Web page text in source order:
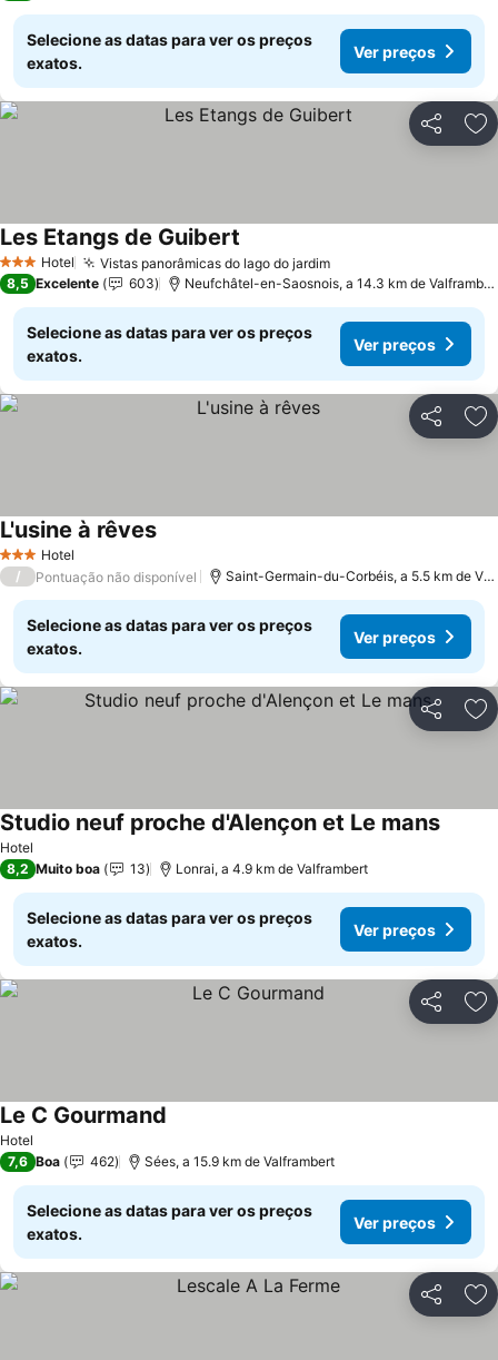
Selecione as datas para ver os preços
exatos.
Ver preços
Partilhar
3 EstrelasHotel Vistas panorâmicas do lago do jardimVer preços
Les Etangs de Guibert
8,5 Excelente 603 Neufchâtel-en-Saosnois, a 14.3 km de
Selecione as datas para ver os preços
exatos.
Ver preços
Partilhar
3 EstrelasHotel
L'usine à rêvesVer preços
/ Pontuação não disponível Saint-Germain-du-Corbéis, a 5.5 km de
Selecione as datas para ver os preços
exatos.
Ver preços
Partilhar
Hotel
Studio neuf proche d'Alençon et Le mansVer
8,2 Muito boa 13 Lonrai, a 4.9 km de Valframbert
Selecione as datas para ver os preços
exatos.
Ver preços
Partilhar
Hotel
Le C Gourmand
7,6 Boa 462 Sées, a 15.9 km de Valframbert
Selecione as datas para ver os preços
exatos.
Ver preços
Partilhar